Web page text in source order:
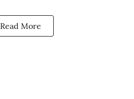
Read More